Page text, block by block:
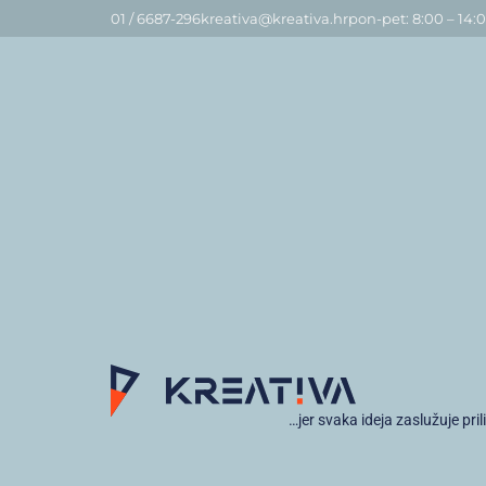
01 / 6687-296kreativa@kreativa.hrpon-pet: 8:00 –
…jer svaka ideja zaslužuje